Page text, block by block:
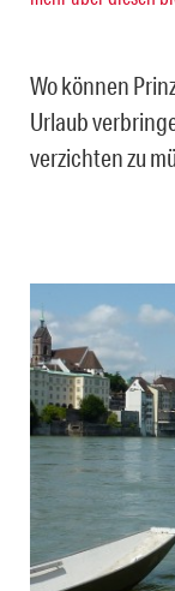
Wo können
Urlaub
verzichten zu